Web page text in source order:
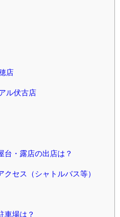
店
ル伏古店
台・露店の出店は？
クセス（シャトルバス等）
車場は？